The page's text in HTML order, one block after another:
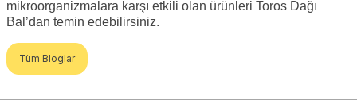
mikroorganizmalara karşı etkili olan ürünleri Toros Dağı
Bal’dan temin edebilirsiniz.
Tüm Bloglar